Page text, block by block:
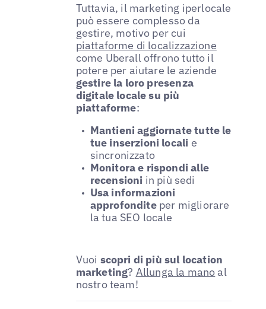
Tuttavia, il marketing iperlocale
può essere complesso da
gestire, motivo per cui
piattaforme di localizzazione
come Uberall offrono tutto il
potere per aiutare le aziende
gestire la loro presenza
digitale locale su più
piattaforme:
Mantieni aggiornate tutte le
tue inserzioni locali e
sincronizzato
Monitora e rispondi alle
recensioni in più sedi
Usa informazioni
approfondite per migliorare
la tua SEO locale
Vuoi scopri di più sul location
marketing? Allunga la manoal
nostro team!